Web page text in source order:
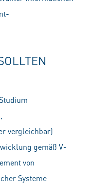
vergleichbar)
gemäß V-
von
Systeme